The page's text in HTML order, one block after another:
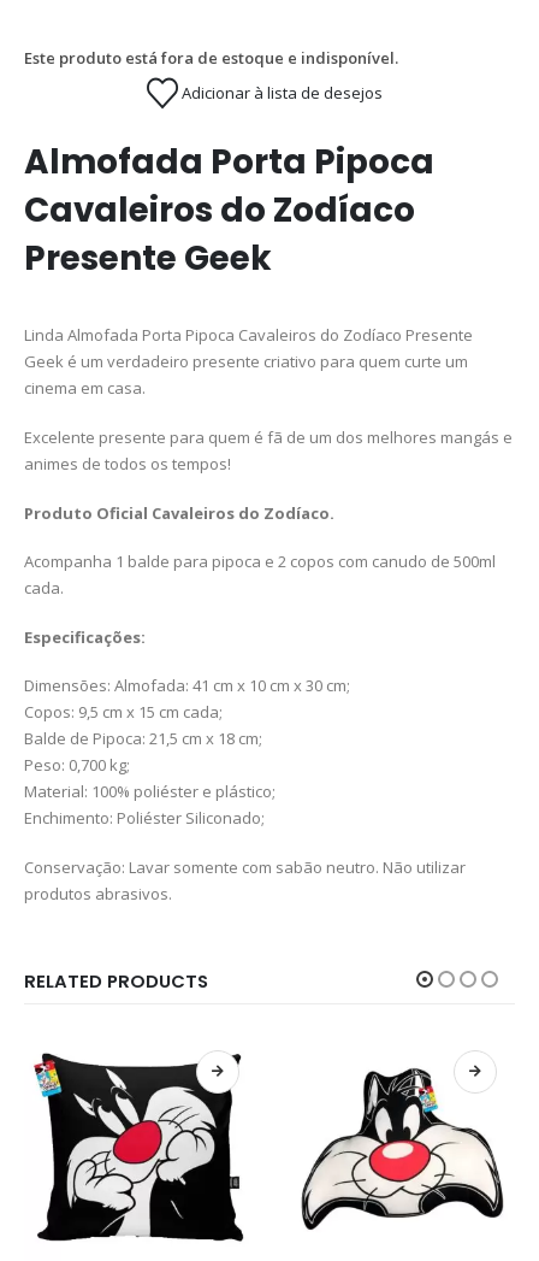
Este produto está fora de estoque e indisponível.
Adicionar à lista de desejos
Almofada Porta Pipoca
Cavaleiros do Zodíaco
Presente Geek
Linda Almofada Porta Pipoca Cavaleiros do Zodíaco Presente
Geek é um verdadeiro presente criativo para quem curte um
cinema em casa.
Excelente presente para quem é fã de um dos melhores mangás e
animes de todos os tempos!
Produto Oficial Cavaleiros do Zodíaco.
Acompanha 1 balde para pipoca e 2 copos com canudo de 500ml
cada.
Especificações:
Dimensões: Almofada: 41 cm x 10 cm x 30 cm;
Copos: 9,5 cm x 15 cm cada;
Balde de Pipoca: 21,5 cm x 18 cm;
Peso: 0,700 kg;
Material: 100% poliéster e plástico;
Enchimento: Poliéster Siliconado;
Conservação: Lavar somente com sabão neutro. Não utilizar
produtos abrasivos.
RELATED PRODUCTS